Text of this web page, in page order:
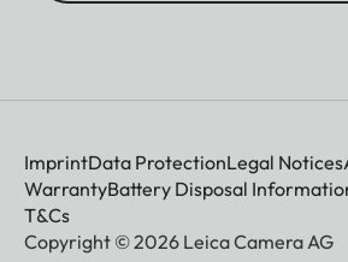
ImprintData ProtectionLegal Notices
WarrantyBattery Disposal
T&Cs
Copyright © 2026 Leica Camera AG